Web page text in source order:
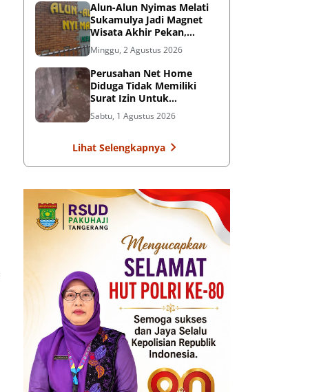
Alun-Alun Nyimas Melati
Sukamulya Jadi Magnet
Wisata Akhir Pekan,
UMKM Ikut Terdongkrak
Minggu, 2 Agustus 2026
Perusahan Net Home
Diduga Tidak Memiliki
Surat Izin Untuk
Pemasangan Tiang
Internet, Dikeluhkan
Sabtu, 1 Agustus 2026
Lihat Selengkapnya